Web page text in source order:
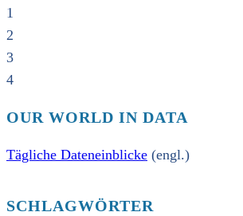
1
2
3
4
OUR WORLD IN DATA
Tägliche Dateneinblicke (engl.)
SCHLAGWÖRTER